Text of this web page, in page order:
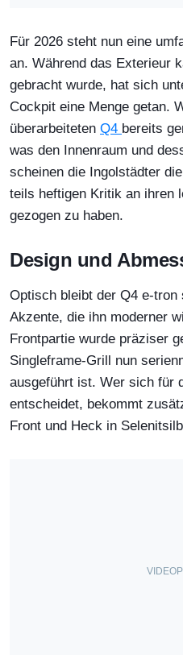
Für 2026 steht nun eine
an. Während das Exterieur
gebracht wurde, hat sich
Cockpit eine Menge getan.
überarbeiteten Q4 bereits
was den Innenraum und
scheinen die Ingolstädter
teils heftigen Kritik an ihren
gezogen zu haben.
Design und
Optisch bleibt der Q4 e-
Akzente, die ihn moderner
Frontpartie wurde präziser
Singleframe-Grill nun
ausgeführt ist. Wer sich für
entscheidet, bekommt
Front und Heck in